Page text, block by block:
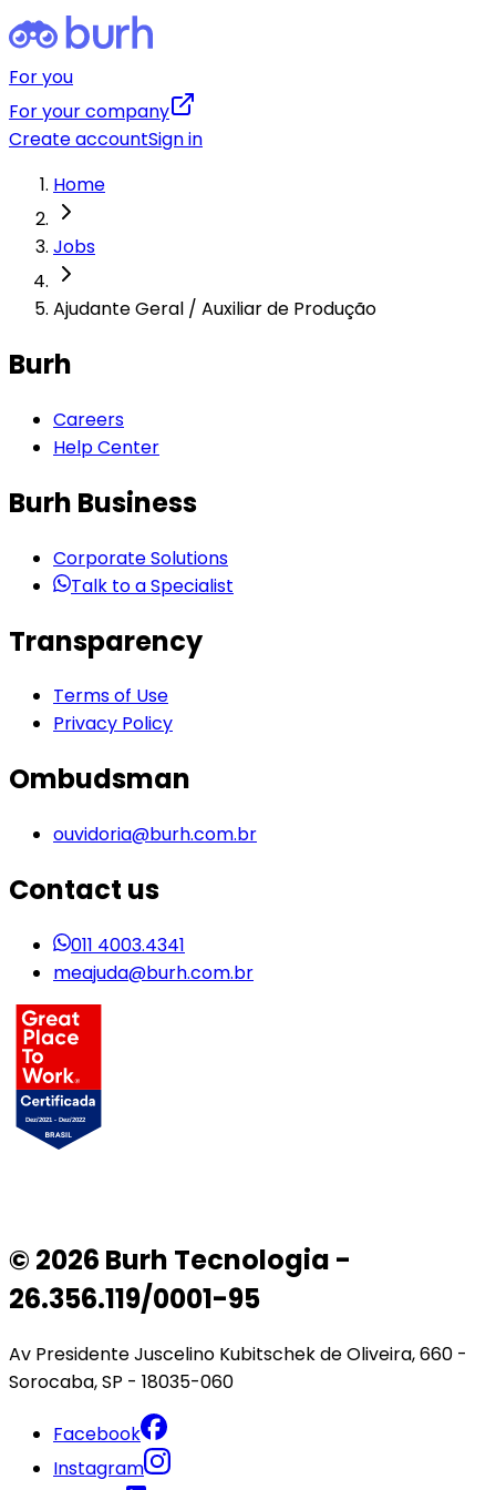
For you
For your company
Create accountSign in
Home
Jobs
Ajudante Geral / Auxiliar de Produção
Burh
Careers
Help Center
Burh Business
Corporate Solutions
Talk to a Specialist
Transparency
Terms of Use
Privacy Policy
Ombudsman
ouvidoria@burh.com.br
Contact us
011 4003.4341
meajuda@burh.com.br
© 2026 Burh Tecnologia -
26.356.119/0001-95
Av Presidente Juscelino Kubitschek de Oliveira, 660 -
Sorocaba, SP - 18035-060
Facebook
Instagram